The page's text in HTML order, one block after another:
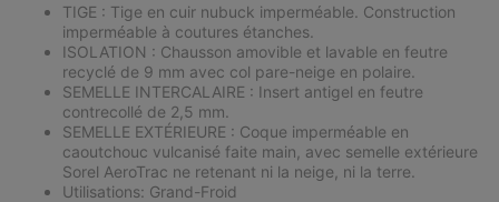
TIGE : Tige en cuir nubuck imperméable. Construction
imperméable à coutures étanches.
ISOLATION : Chausson amovible et lavable en feutre
recyclé de 9 mm avec col pare-neige en polaire.
SEMELLE INTERCALAIRE : Insert antigel en feutre
contrecollé de 2,5 mm.
SEMELLE EXTÉRIEURE : Coque imperméable en
caoutchouc vulcanisé faite main, avec semelle extérieure
Sorel AeroTrac ne retenant ni la neige, ni la terre.
Utilisations: Grand-Froid